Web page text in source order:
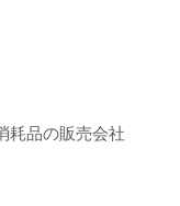
耗品の販売会社